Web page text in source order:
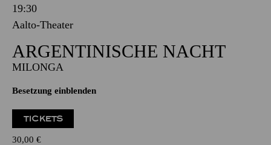
19:30
Aalto-Theater
ARGEN­TINISCHE NACHT
MILONGA
Besetzung einblenden
TICKETS
30,00 €